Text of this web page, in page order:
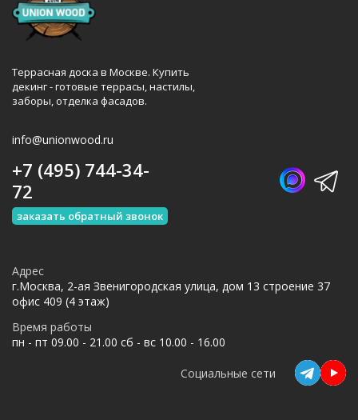
Террасная доска в Москве. Купить
декинг - готовые террасы, настилы,
заборы, отделка фасадов.
info@unionwood.ru
+7 (495) 744-34-
72
заказать обратный звонок
Адрес
г.Москва, 2-ая Звенигородская улица, дом 13 строение 37
офис 409 (4 этаж)
Время работы
пн - пт 09.00 - 21.00 сб - вс 10.00 - 16.00
Социальные сети